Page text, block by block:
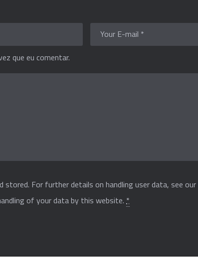
que eu comentar.
For further details on handling user data, see our
of your data by this website.*